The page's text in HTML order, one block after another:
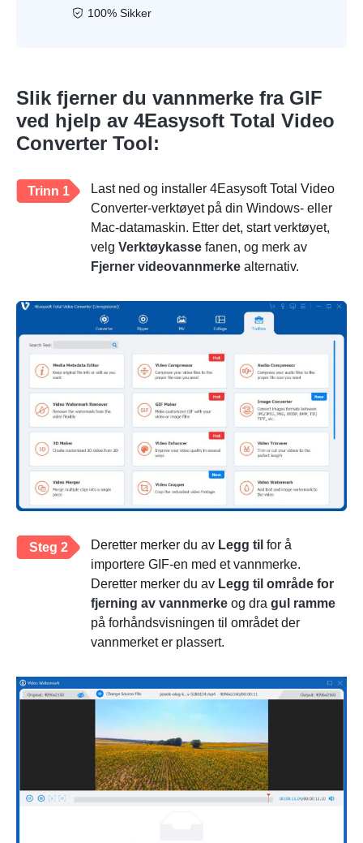
100% Sikker
Slik fjerner du vannmerke fra GIF
ved hjelp av 4Easysoft Total Video
Converter Tool:
Trinn 1
Last ned og installer 4Easysoft Total Video
Converter-verktøyet på din Windows- eller
Mac-datamaskin. Etter det, start verktøyet,
velg Verktøykasse fanen, og merk av
Fjerner videovannmerke alternativ.
Steg 2 Deretter merker du av Legg til for å
importere GIF-en med et vannmerke.
Deretter merker du av Legg til område for
fjerning av vannmerke og dra gul ramme
på forhåndsvisningen til området der
vannmerket er plassert.